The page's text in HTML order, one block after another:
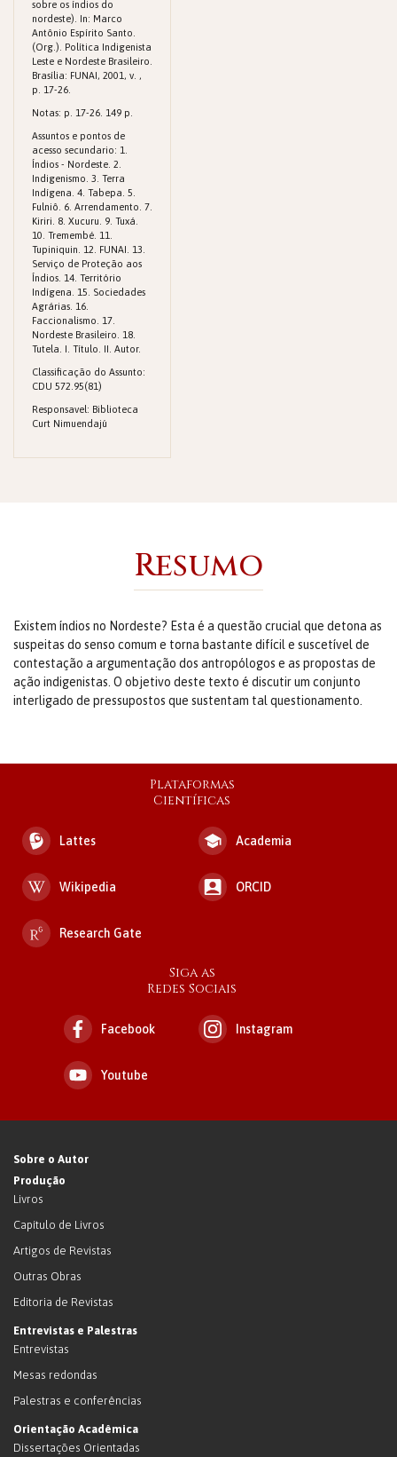
sobre os índios do
nordeste). In: Marco
Antônio Espírito Santo.
(Org.). Política Indigenista
Leste e Nordeste Brasileiro.
Brasília: FUNAI, 2001, v. ,
p. 17-26.
Notas: p. 17-26. 149 p.
Assuntos e pontos de
acesso secundario: 1.
Índios - Nordeste. 2.
Indigenismo. 3. Terra
Indígena. 4. Tabepa. 5.
Fulniô. 6. Arrendamento. 7.
Kiriri. 8. Xucuru. 9. Tuxá.
10. Tremembé. 11.
Tupiniquin. 12. FUNAI. 13.
Serviço de Proteção aos
Índios. 14. Território
Indígena. 15. Sociedades
Agrárias. 16.
Faccionalismo. 17.
Nordeste Brasileiro. 18.
Tutela. I. Título. II. Autor.
Classificação do Assunto:
CDU 572.95(81)
Responsavel: Biblioteca
Curt Nimuendajú
Resumo
Existem índios no Nordeste? Esta é a questão crucial que detona as
suspeitas do senso comum e torna bastante difícil e suscetível de
contestação a argumentação dos antropólogos e as propostas de
ação indigenistas. O objetivo deste texto é discutir um conjunto
interligado de pressupostos que sustentam tal questionamento.
Plataformas
Científicas
Lattes Academia
Wikipedia ORCID
Research Gate
Siga as
Redes Sociais
Facebook Instagram
Youtube
Sobre o Autor
Produção
Livros
Capítulo de Livros
Artigos de Revistas
Outras Obras
Editoria de Revistas
Entrevistas e Palestras
Entrevistas
Mesas redondas
Palestras e conferências
Orientação Acadêmica
Dissertações Orientadas